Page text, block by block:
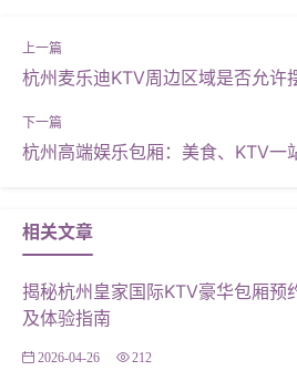
展，KTV等娱乐场所的数量急剧增
一些问题，如消防安全隐患、违规
些问题不仅影响了消费者的体验，
对社会稳定构成威胁。因此，杭州
盖了多个方面，包括但不限于： -
防设施是否完善，消防通道是否
基本的消防知识和技能。 - **证照
持有有效的营业执照、卫生许可
经营**：检查是否存在超范围经营
杭州麦乐迪KTV周边区域是否允许
杭州高端娱乐包厢：美食、KTV一
相关文章
揭秘杭州皇家国际KTV豪华包厢预
及体验指南
2026-04-26 212